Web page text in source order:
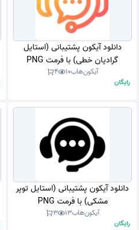
دانلود آیکون پشتیبانی (استایل
گرادیان خطی) با فرمت PNG
آیکون‌هاب10
4
رایگان
دانلود آیکون پشتیبانی (استایل توپر
مشکی) با فرمت PNG
آیکون‌هاب13
3
رایگان